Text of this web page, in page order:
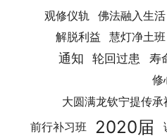
观修仪轨 佛法融入生活
解脱利益 慧灯净土班
通知 轮回过患 寿
修
大圆满龙钦宁提传承
前行补习班 2020届